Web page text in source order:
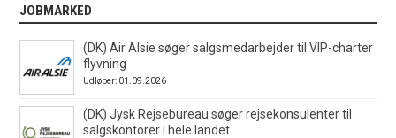
JOBMARKED
(DK) Air Alsie søger salgsmedarbejder til VIP-charter
flyvning
Udløber: 01.09.2026
(DK) Jysk Rejsebureau søger rejsekonsulenter til
salgskontorer i hele landet